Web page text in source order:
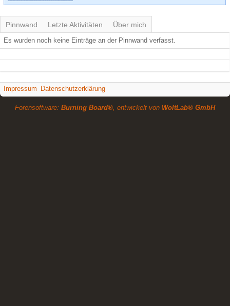
Pinnwand Letzte Aktivitäten Über mich
Es wurden noch keine Einträge an der Pinnwand verfasst.
Impressum Datenschutzerklärung
Forensoftware: Burning Board®, entwickelt von WoltLab® GmbH